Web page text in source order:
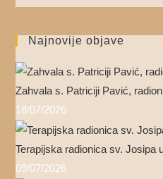
Najnovije objave
Zahvala s. Patriciji Pavić,
18/07/2026
Terapijska radionica sv. Josipa
09/07/2026